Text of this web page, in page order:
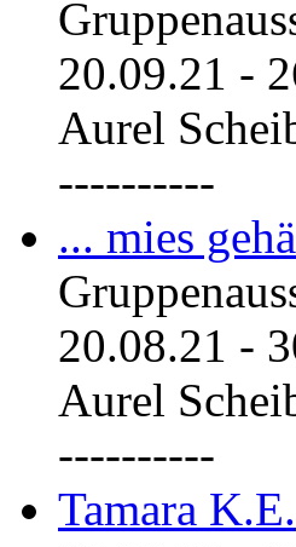
20.09.21 -
Aurel
----------
... mies
20.08.21 -
Aurel
----------
Tamara K.E.